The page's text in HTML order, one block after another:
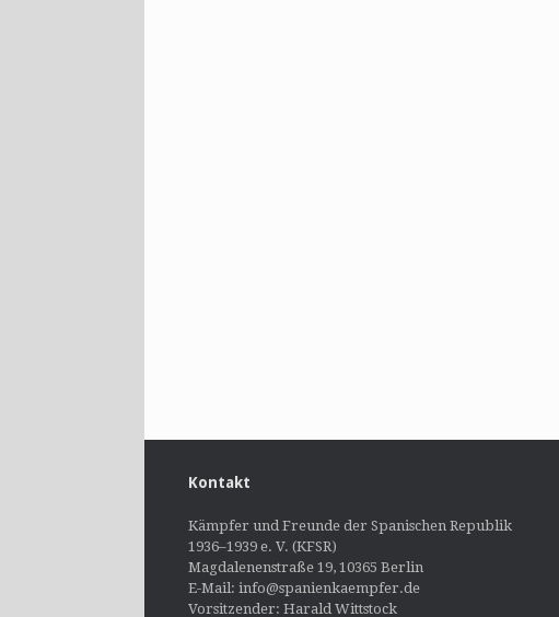
Kontakt
Kämpfer und Freunde der Spanischen Republik
1936–1939 e. V. (KFSR)
Magdalenenstraße 19, 10365 Berlin
E-Mail: info@spanienkaempfer.de
Vorsitzender: Harald Wittstock